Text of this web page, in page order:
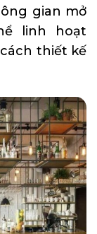
gian mở
linh hoạt
thiết kế